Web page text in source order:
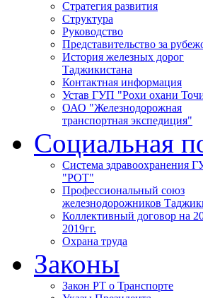
Стратегия развития
Структура
Руководство
Представительство за
История железных дорог
Таджикистана
Контактная информация
Устав ГУП "Рохи охани
ОАО "Железнодорожная
транспортная экспедиция"
Социальная
Система здравоохранения
"РОТ"
Профессиональный союз
железнодорожников
Коллективный договор на
2019гг.
Охрана труда
Законы
Закон РТ о Транспорте